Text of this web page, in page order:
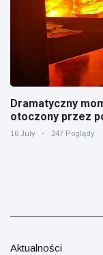
Dramatyczny
otoczony przez
16 July 247 Poglądy
Aktualności